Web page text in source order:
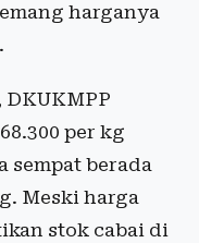
harganya
per kg
sempat berada
Meski harga
stok cabai di